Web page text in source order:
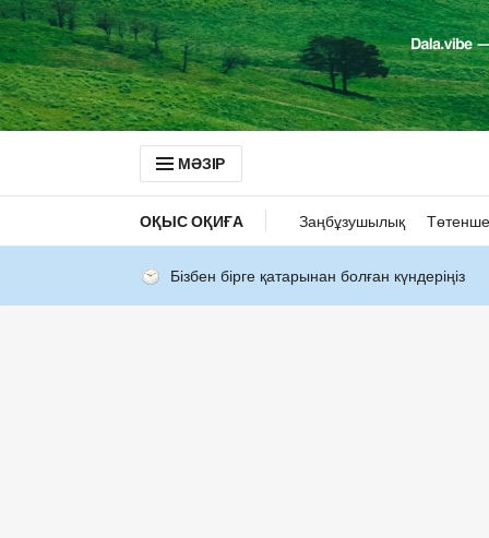
МӘЗІР
ОҚЫС ОҚИҒА Заңбұзушылық
Бізбен бірге қатарынан болған күндеріңіз